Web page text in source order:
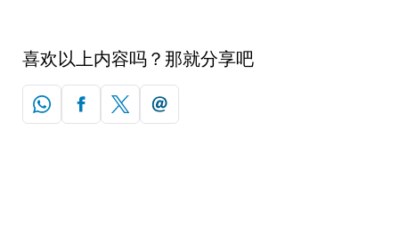
喜欢以上内容吗？那就分享吧